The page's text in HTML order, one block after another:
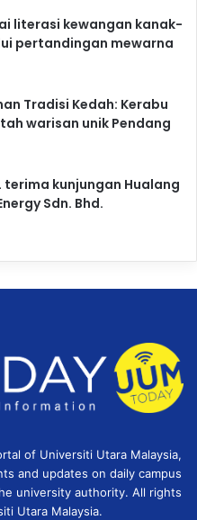
literasi kewangan kanak-
pertandingan mewarna
Tradisi Kedah: Kerabu
warisan unik Pendang
terima kunjungan Hualang
Sdn. Bhd.
of Universiti Utara Malaysia,
and updates on daily campus
university authority. All rights
Utara Malaysia.